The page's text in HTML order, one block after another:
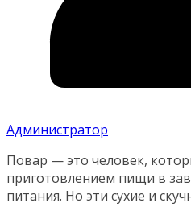
Администратор
Повар — это человек,
приготовлением пищи в
питания. Но эти сухие и